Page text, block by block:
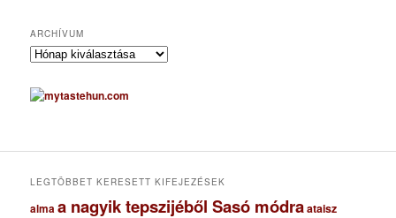
ARCHÍVUM
A
c
h
u
LEGTÖBBET KERESETT KIFEJEZÉSEK
almaa nagyik tepszijéből Sasó módraataisz